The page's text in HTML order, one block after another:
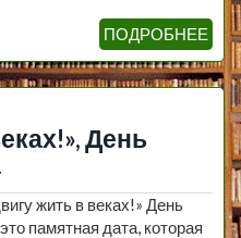
ПОДРОБНЕЕ
День
жить в веках!» День
памятная дата, которая